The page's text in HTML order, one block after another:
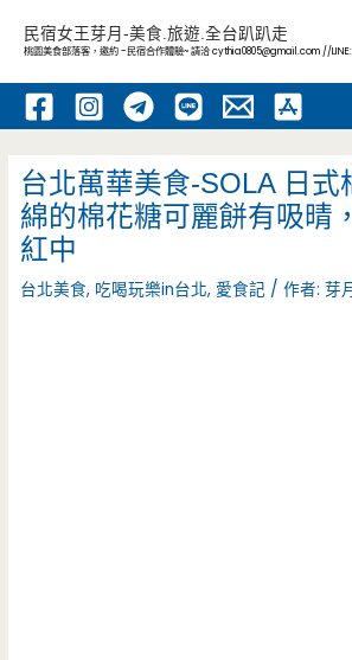
內
民宿女王芽月-美食.旅遊.全台趴趴走
桃園美食部落客，邀約 -民宿合作體驗~ 請洽cythia0805@gmail.com //
台北萬華美食-SOLA 日式
綿的棉花糖可麗餅有吸晴
紅中
台北美食, 吃喝玩樂in台北, 愛食記 / 作者:芽